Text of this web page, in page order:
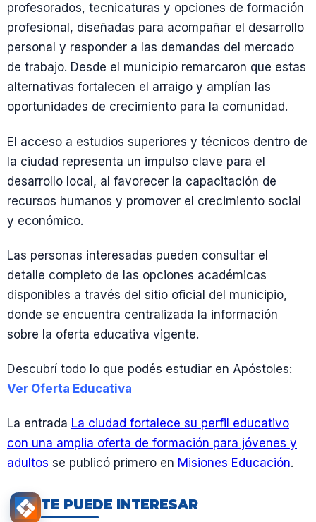
profesorados, tecnicaturas y opciones de formación
profesional, diseñadas para acompañar el desarrollo
personal y responder a las demandas del mercado
de trabajo. Desde el municipio remarcaron que estas
alternativas fortalecen el arraigo y amplían las
oportunidades de crecimiento para la comunidad.
El acceso a estudios superiores y técnicos dentro de
la ciudad representa un impulso clave para el
desarrollo local, al favorecer la capacitación de
recursos humanos y promover el crecimiento social
y económico.
Las personas interesadas pueden consultar el
detalle completo de las opciones académicas
disponibles a través del sitio oficial del municipio,
donde se encuentra centralizada la información
sobre la oferta educativa vigente.
Descubrí todo lo que podés estudiar en Apóstoles:
Ver Oferta Educativa
La entrada La ciudad fortalece su perfil educativo
con una amplia oferta de formación para jóvenes y
adultos se publicó primero en Misiones Educación.
TE PUEDE INTERESAR